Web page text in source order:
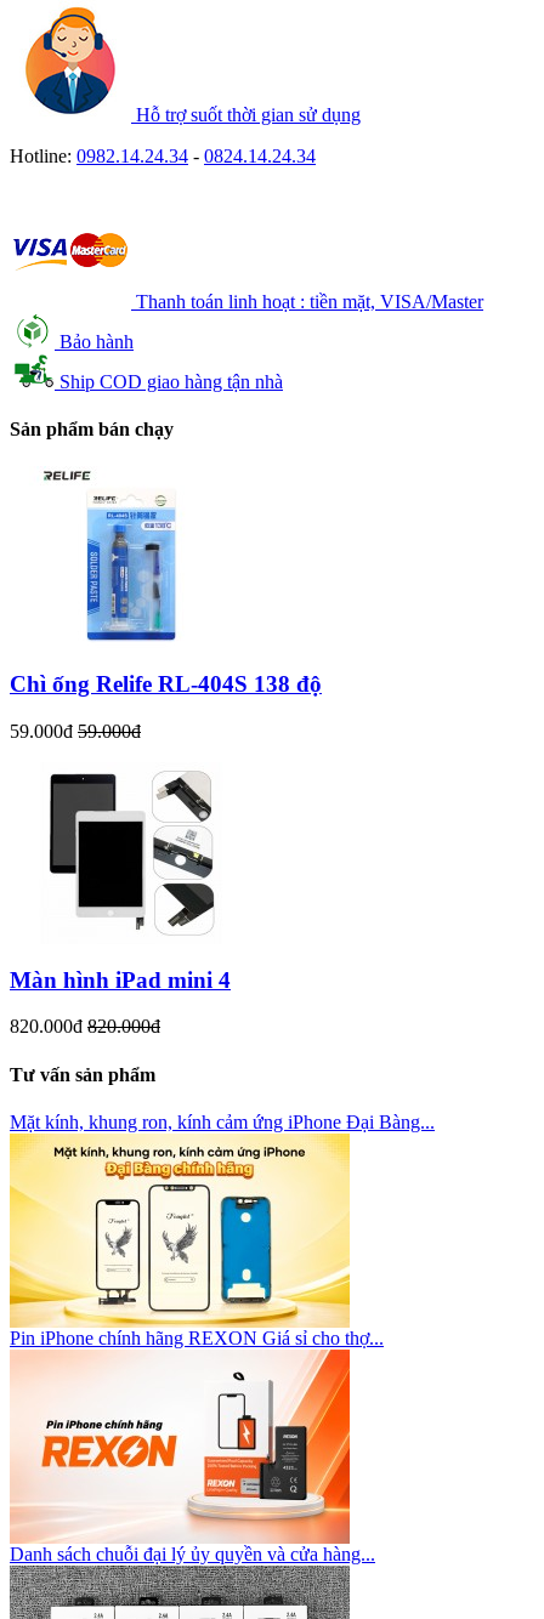
Hỗ trợ suốt thời gian sử dụng
Hotline: 0982.14.24.34 - 0824.14.24.34
Thanh toán linh hoạt : tiền mặt, VISA/Master
Bảo hành
Ship COD giao hàng tận nhà
Sản phẩm bán chạy
Chì ống Relife RL-404S 138 độ
59.000đ 59.000đ
Màn hình iPad mini 4
820.000đ 820.000đ
Tư vấn sản phẩm
Mặt kính, khung ron, kính cảm ứng iPhone Đại Bàng...
Pin iPhone chính hãng REXON Giá sỉ cho thợ...
Danh sách chuỗi đại lý ủy quyền và cửa hàng...